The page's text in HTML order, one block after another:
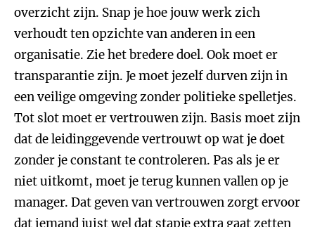
overzicht zijn. Snap je hoe jouw werk zich
verhoudt ten opzichte van anderen in een
organisatie. Zie het bredere doel. Ook moet er
transparantie zijn. Je moet jezelf durven zijn in
een veilige omgeving zonder politieke spelletjes.
Tot slot moet er vertrouwen zijn. Basis moet zijn
dat de leidinggevende vertrouwt op wat je doet
zonder je constant te controleren. Pas als je er
niet uitkomt, moet je terug kunnen vallen op je
manager. Dat geven van vertrouwen zorgt ervoor
dat iemand juist wel dat stapje extra gaat zetten